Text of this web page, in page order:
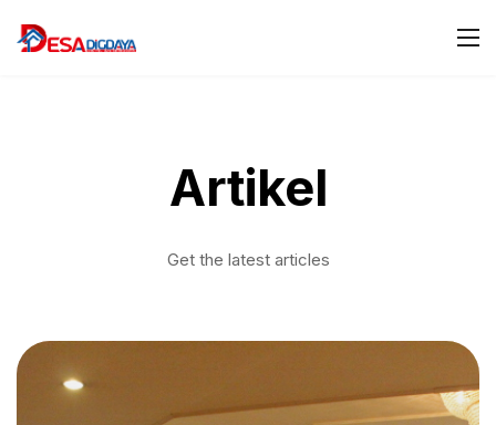
Artikel
Get the latest articles